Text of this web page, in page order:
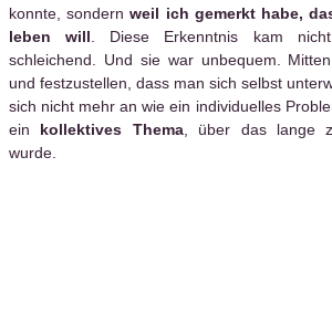
konnte, sondernweil ich gemerkt habe,
leben will . Diese Erkenntnis kam
schleichend. Und sie war unbequem.
und festzustellen, dass man sich selbst
sich nicht mehr an wie ein individuelles
ein kollektives Thema, über das lange
wurde.